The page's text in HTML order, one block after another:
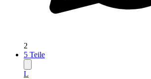
2
5 Teile
L